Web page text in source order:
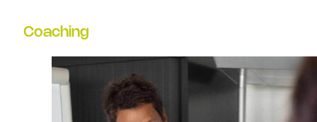
Coaching